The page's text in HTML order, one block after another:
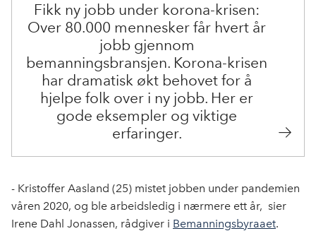
Fikk ny jobb under korona-krisen:
Over 80.000 mennesker får hvert år
jobb gjennom
bemanningsbransjen. Korona-krisen
har dramatisk økt behovet for å
hjelpe folk over i ny jobb. Her er
gode eksempler og viktige
erfaringer.
- Kristoffer Aasland (25) mistet jobben under pandemien
våren 2020, og ble arbeidsledig i nærmere ett år, sier
Irene Dahl Jonassen, rådgiver i Bemanningsbyraaet.